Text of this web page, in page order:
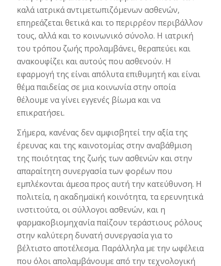
καλά ιατρικά αντιμετωπιζόμενων ασθενών,
επηρεάζεται θετικά και το περιρρέον περιβάλλον
τους, αλλά και το κοινωνικό σύνολο. Η ιατρική
του τρόπου ζωής προλαμβάνει, θεραπεύει και
ανακουφίζει και αυτούς που ασθενούν. Η
εφαρμογή της είναι απόλυτα επιθυμητή και είναι
θέμα παιδείας σε μια κοινωνία στην οποία
θέλουμε να γίνει εγγενές βίωμα και να
επικρατήσει.
Σήμερα, κανένας δεν αμφισβητεί την αξία της
έρευνας και της καινοτομίας στην αναβάθμιση
της ποιότητας της ζωής των ασθενών και στην
απαραίτητη συνεργασία των φορέων που
εμπλέκονται άμεσα προς αυτή την κατεύθυνση. Η
πολιτεία, η ακαδημαϊκή κοινότητα, τα ερευνητικά
ινστιτούτα, οι σύλλογοι ασθενών, και η
φαρμακοβιομηχανία παίζουν τεράστιους ρόλους
στην καλύτερη δυνατή συνεργασία για το
βέλτιστο αποτέλεσμα. Παράλληλα με την ωφέλεια
που όλοι απολαμβάνουμε από την τεχνολογική